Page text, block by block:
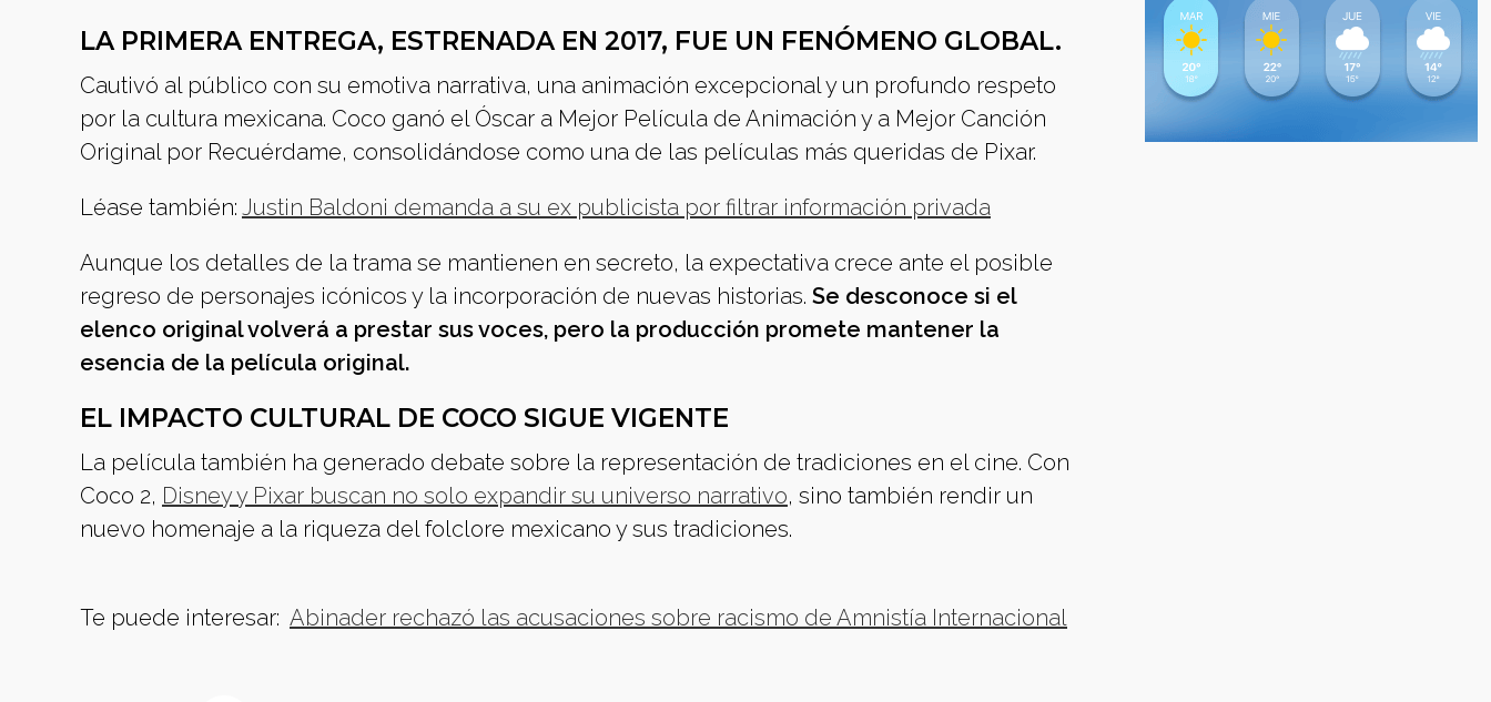
LA PRIMERA ENTREGA, ESTRENADA EN 2017, FUE UN FENÓMENO GLOBAL.
Cautivó al público con su emotiva narrativa, una animación excepcional y un profundo respeto
por la cultura mexicana. Coco ganó el Óscar a Mejor Película de Animación y a Mejor Canción
Original por Recuérdame, consolidándose como una de las películas más queridas de Pixar.
Léase también: Justin Baldoni demanda a su ex publicista por filtrar información privada
Aunque los detalles de la trama se mantienen en secreto, la expectativa crece ante el posible
regreso de personajes icónicos y la incorporación de nuevas historias. Se desconoce si el
elenco original volverá a prestar sus voces, pero la producción promete mantener la
esencia de la película original.
EL IMPACTO CULTURAL DE COCO SIGUE VIGENTE
La película también ha generado debate sobre la representación de tradiciones en el cine. Con
Coco 2, Disney y Pixar buscan no solo expandir su universo narrativo, sino también rendir un
nuevo homenaje a la riqueza del folclore mexicano y sus tradiciones.
Te puede interesar: Abinader rechazó las acusaciones sobre racismo de Amnistía Internacional